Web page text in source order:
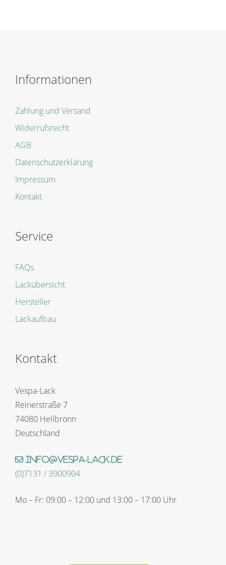
Informationen
Zahlung und Versand
Widerrufsrecht
AGB
Datenschutzerklärung
Impressum
Kontakt
Service
FAQs
Lackübersicht
Hersteller
Lackaufbau
Kontakt
Vespa-Lack
Reinerstraße 7
74080 Heilbronn
Deutschland
info@vespa-lack.de
(0)7131 / 3900904
Mo – Fr: 09:00 – 12:00 und 13:00 – 17:00 Uhr